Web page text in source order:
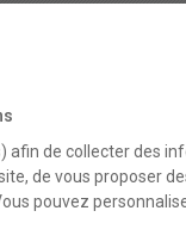
Horaire - Été
afin de collecter des
de vous proposer
pouvez